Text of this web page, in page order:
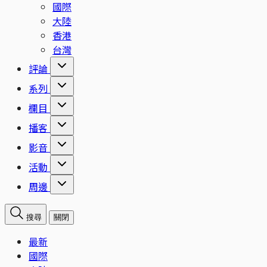
國際
大陸
香港
台灣
評論
系列
欄目
播客
影音
活動
周邊
搜尋 關閉
最新
國際